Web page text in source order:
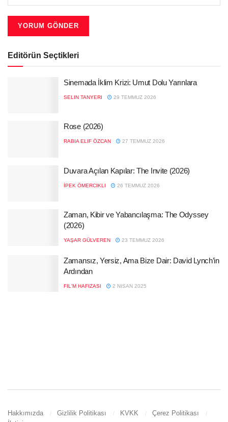
Editörün Seçtikleri
Sinemada İklim Krizi: Umut Dolu Yarınlara
SELIN TANYERI 29 TEMMUZ 2026
Rose (2026)
RABIA ELIF ÖZCAN 27 TEMMUZ 2026
Duvara Açılan Kapılar: The Invite (2026)
İPEK ÖMERCIKLI 26 TEMMUZ 2026
Zaman, Kibir ve Yabancılaşma: The Odyssey
(2026)
YAŞAR GÜLVEREN 23 TEMMUZ 2026
Zamansız, Yersiz, Ama Bize Dair: David Lynch’in
Ardından
FIL'M HAFIZASI 2 NISAN 2025
Hakkımızda Gizlilik Politikası KVKK
Çerez Politikası